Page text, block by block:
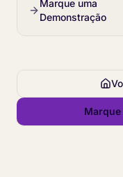
Marque uma
Demonstração